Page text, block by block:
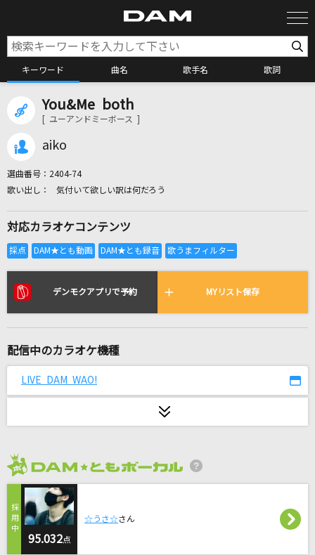
キーワード 曲名 歌手名 歌詞
カラオケ検索
全国りれき
リアルタイムで歌われている曲の一覧
ウルトラマンガイア!
翼をください
子、佐藤聡美、寿美菜子)]
[生音]裸の心
あいみょん
[生音]アイのシナリオ
You&Me both
[ ユーアンドミーボース ]
aiko
選曲番号： 2404-74
気付いて欲しい訳は何だろう
対応カラオケコンテンツ
デンモクアプリで予約 MYリスト保存
配信中のカラオケ機種
LIVE DAM WAO!
95.032点
☆うさ☆さん